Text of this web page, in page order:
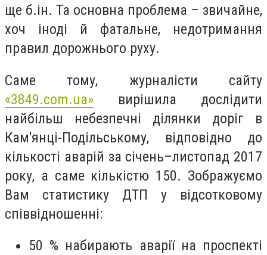
ще б.ін. Та основна проблема – звичайне,
хоч іноді й фатальне, недотримання
правил дорожнього руху.
Саме тому, журналісти сайту
«3849.com.ua» вирішила дослідити
найбільш небезпечні ділянки доріг в
Кам'янці-Подільському, відповідно до
кількості аварій за січень–листопад 2017
року, а саме кількістю 150. Зображуємо
Вам статистику ДТП у відсотковому
співвідношенні:
50 % набирають аварії на проспекті